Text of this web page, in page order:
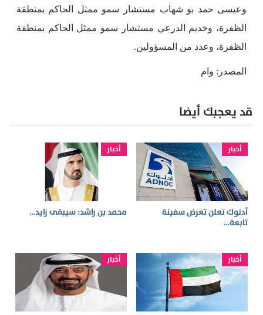
وعيسى حمد بو شهاب مستشار سمو ممثل الحاكم بمنطقة
الظفرة، وخديم الدرعي مستشار سمو ممثل الحاكم بمنطقة
الظفرة، وعدد من المسؤولين.
المصدر: وام
قد يعجبك أيضا
أخبار
أدنوك تعلن تعرض سفينة
تابعة…
أخبار
محمد بن راشد: سيبقى زايد…
أخبار أخبار